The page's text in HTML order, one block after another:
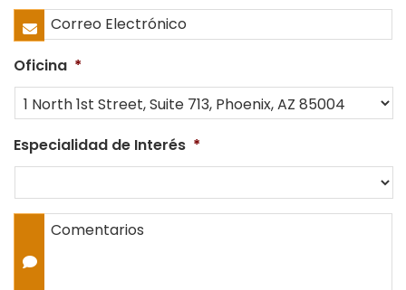
Correo
Electrónico *
Oficina *
Especialidad de Interés *
Comentarios